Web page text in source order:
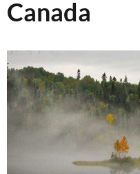
Canada